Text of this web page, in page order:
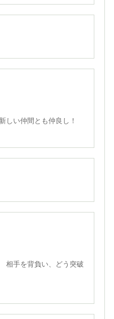
も仲良し！
背負い、どう突破